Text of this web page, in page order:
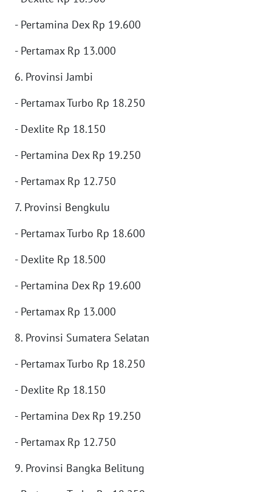
- Pertamina Dex Rp 19.600
- Pertamax Rp 13.000
6. Provinsi Jambi
- Pertamax Turbo Rp 18.250
- Dexlite Rp 18.150
- Pertamina Dex Rp 19.250
- Pertamax Rp 12.750
7. Provinsi Bengkulu
- Pertamax Turbo Rp 18.600
- Dexlite Rp 18.500
- Pertamina Dex Rp 19.600
- Pertamax Rp 13.000
8. Provinsi Sumatera Selatan
- Pertamax Turbo Rp 18.250
- Dexlite Rp 18.150
- Pertamina Dex Rp 19.250
- Pertamax Rp 12.750
9. Provinsi Bangka Belitung
WN
WN
BALI
KALBAR
WN
KALTARA
KALSEL
WN
WN
GORONTALO
SULUT